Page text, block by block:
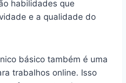
habilidades que
e a qualidade do
básico também é uma
trabalhos online. Isso